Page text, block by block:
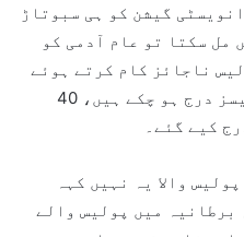
گیشن کو ہی سبوتاڑ
مل سکتا تو عام آدمی کو
ناجائز کام کرتے ہوئے
ڈرتی ہے، مجھ پر اب تک 145 کیسز درج ہو چکے ہیں، 40
والا یہ نہیں کہہ
برطانیہ میں پولیس والے